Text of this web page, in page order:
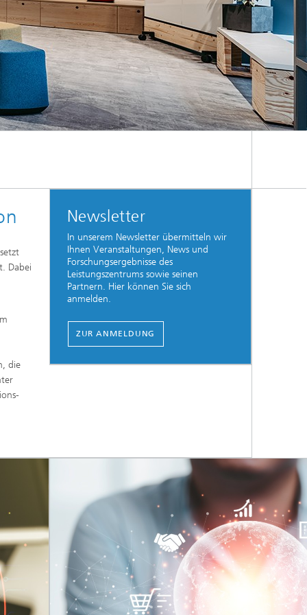
Dabei
die
Newsletter
In unserem Newsletter übermitteln wir
Ihnen Veranstaltungen, News und
Forschungsergebnisse des
Leistungszentrums sowie seinen
Partnern. Hier können Sie sich
anmelden.
ZUR ANMELDUNG